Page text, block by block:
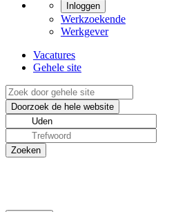
Inloggen
Werkzoekende
Werkgever
Vacatures
Gehele site